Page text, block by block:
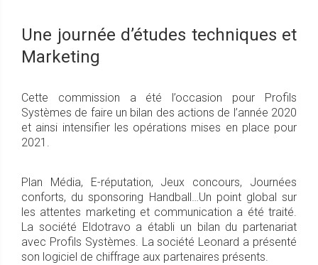
Une journée d’études techniques et
Marketing
Cette commission a été l’occasion pour Profils
Systèmes de faire un bilan des actions de l’année 2020
et ainsi intensifier les opérations mises en place pour
2021.
Plan Média, E-réputation, Jeux concours, Journées
conforts, du sponsoring Handball…Un point global sur
les attentes marketing et communication a été traité.
La société Eldotravo a établi un bilan du partenariat
avec Profils Systèmes. La société Leonard a présenté
son logiciel de chiffrage aux partenaires présents.